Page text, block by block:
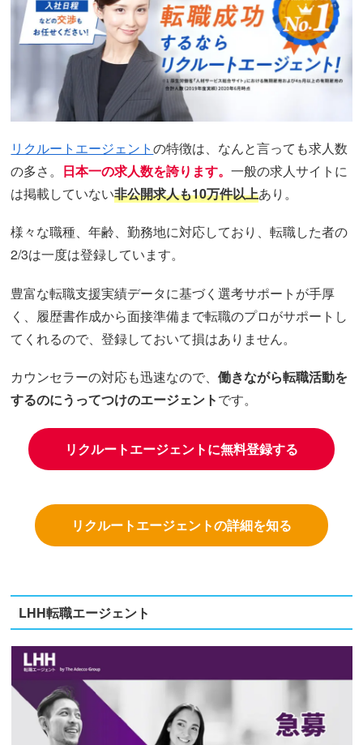
リクルートエージェントの特徴は、なんと言っても求人数
の多さ。 日本一の求人数を誇ります。一般の求人サイトに
は掲載していない非公開求人も10万件以上あり。
様々な職種、年齢、勤務地に対応しており、転職した者の
2/3は一度は登録しています。
豊富な転職支援実績データに基づく選考サポートが手厚
く、履歴書作成から面接準備まで転職のプロがサポートし
てくれるので、登録しておいて損はありません。
カウンセラーの対応も迅速なので、働きながら転職活動を
するのにうってつけのエージェントです。
リクルートエージェントに無料登録する
リクルートエージェントの詳細を知る
LHH転職エージェント